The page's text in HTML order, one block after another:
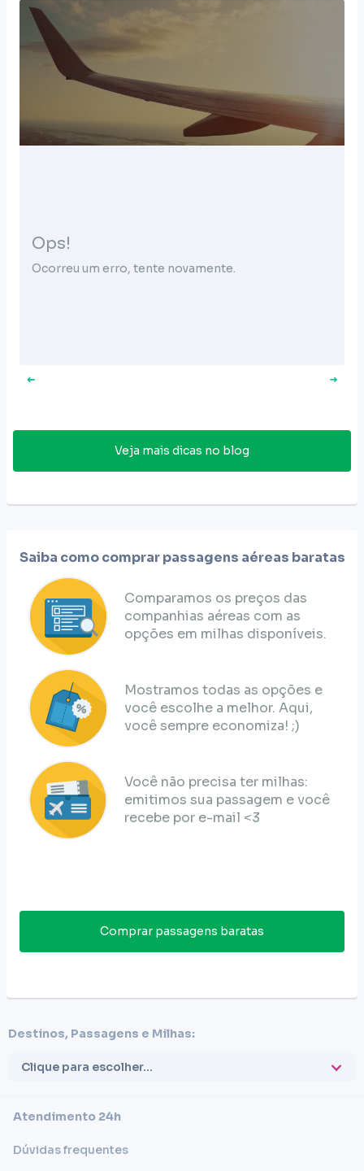
Ops!
Ocorreu um erro, tente novamente.
Veja mais dicas no blog
Saiba como comprar passagens aéreas baratas
Comparamos os preços das
companhias aéreas com as
opções em milhas disponíveis.
Mostramos todas as opções e
você escolhe a melhor. Aqui,
você sempre economiza! ;)
Você não precisa ter milhas:
emitimos sua passagem e você
recebe por e-mail <3
Comprar passagens baratas
Destinos, Passagens e Milhas:
Clique para escolher...
Atendimento 24h
Dúvidas frequentes